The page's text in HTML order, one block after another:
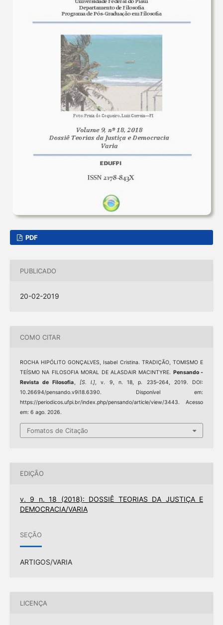
PDF
PUBLICADO
20-02-2019
COMO CITAR
ROCHA HIPÓLITO GONÇALVES, Isabel Cristina. TRADIÇÃO, TOMISMO E
TEÍSMO NA FILOSOFIA MORAL DE ALASDAIR MACINTYRE. Pensando -
Revista de Filosofia, [S. l.], v. 9, n. 18, p. 235–264, 2019. DOI:
10.26694/pensando.v9i18.6390. Disponível em:
https://periodicos.ufpi.br/index.php/pensando/article/view/3443. Acesso
em: 6 ago. 2026.
Fomatos de Citação
EDIÇÃO
v. 9 n. 18 (2018): DOSSIÊ TEORIAS DA JUSTIÇA E
DEMOCRACIA/VARIA
SEÇÃO
ARTIGOS/VARIA
LICENÇA